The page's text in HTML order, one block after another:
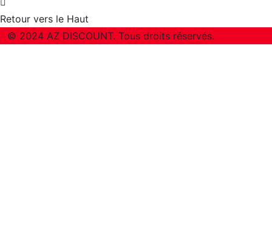
Retour vers le Haut
© 2024 AZ DISCOUNT. Tous droits réservés.